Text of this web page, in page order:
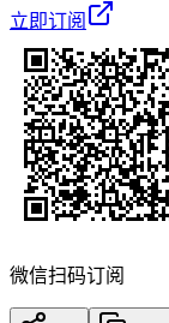
立即订阅
微信扫码订阅